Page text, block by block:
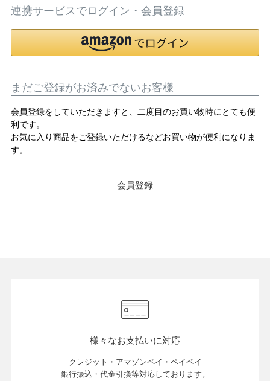
ンキング
ピックス
定商取引法に基づく表示
連携サービスでログイン・会員登録
まだご登録がお済みでないお客様
会員登録をしていただきますと、二度目のお買い物時にとても便
利です。
お気に入り商品をご登録いただけるなどお買い物が便利になりま
す。
会員登録
様々なお支払いに対応
クレジット・アマゾンペイ・ペイペイ
銀行振込・代金引換等対応しております。